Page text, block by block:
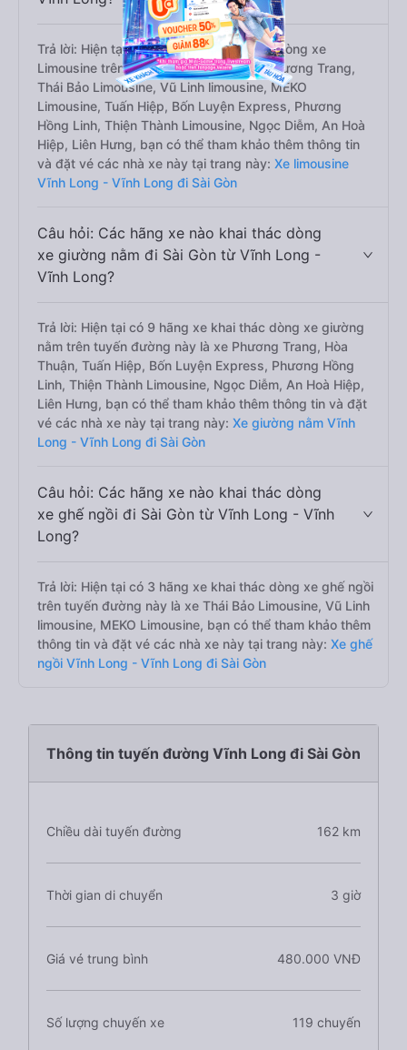
Trả lời: Hiện tại có 11 hãng xe khai thác dòng xe
Limousine trên tuyến đường này là xe Phương Trang,
Thái Bảo Limousine, Vũ Linh limousine, MEKO
Limousine, Tuấn Hiệp, Bốn Luyện Express, Phương
Hồng Linh, Thiện Thành Limousine, Ngọc Diễm, An Hoà
Hiệp, Liên Hưng, bạn có thể tham khảo thêm thông tin
và đặt vé các nhà xe này tại trang này: Xe limousine
Vĩnh Long - Vĩnh Long đi Sài Gòn
Câu hỏi: Các hãng xe nào khai thác dòng
xe giường nằm đi Sài Gòn từ Vĩnh Long -
Vĩnh Long?
Trả lời: Hiện tại có 9 hãng xe khai thác dòng xe giường
nằm trên tuyến đường này là xe Phương Trang, Hòa
Thuận, Tuấn Hiệp, Bốn Luyện Express, Phương Hồng
Linh, Thiện Thành Limousine, Ngọc Diễm, An Hoà Hiệp,
Liên Hưng, bạn có thể tham khảo thêm thông tin và đặt
vé các nhà xe này tại trang này: Xe giường nằm Vĩnh
Long - Vĩnh Long đi Sài Gòn
Câu hỏi: Các hãng xe nào khai thác dòng
xe ghế ngồi đi Sài Gòn từ Vĩnh Long - Vĩnh
Long?
Trả lời: Hiện tại có 3 hãng xe khai thác dòng xe ghế ngồi
trên tuyến đường này là xe Thái Bảo Limousine, Vũ Linh
limousine, MEKO Limousine, bạn có thể tham khảo thêm
thông tin và đặt vé các nhà xe này tại trang này: Xe ghế
ngồi Vĩnh Long - Vĩnh Long đi Sài Gòn
Thông tin tuyến đường Vĩnh Long đi Sài Gòn
Chiều dài tuyến đường 162 km
Thời gian di chuyển 3 giờ
Giá vé trung bình 480.000 VNĐ
Số lượng chuyến xe 119 chuyến